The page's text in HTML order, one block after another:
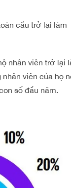
cầu trở lại làm
nhân viên trở lại
viên của họ
số đầu năm.